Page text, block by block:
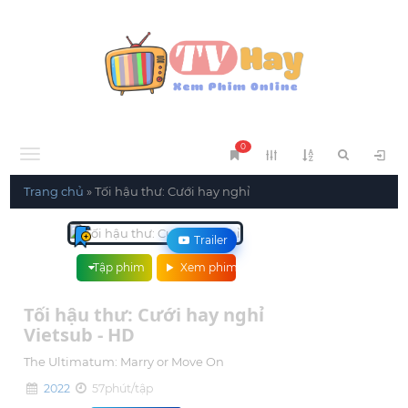
Menu
0
Trang chủ »Tối hậu thư: Cưới hay nghỉ
Trailer
Xem phim
Tập phim
Tối hậu thư: Cưới hay nghỉ
Vietsub - HD
The Ultimatum: Marry or Move On
2022
57phút/tập